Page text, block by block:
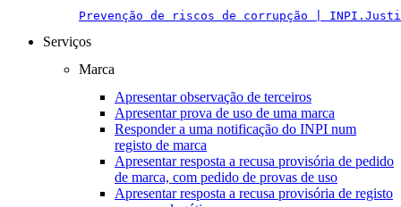
Prevenção de riscos de corrupção |
Serviços
Marca
Apresentar observação de terceiros
Apresentar prova de uso de uma marca
Responder a uma notificação do INPI num
registo de marca
Apresentar resposta a recusa provisória de pedido
de marca, com pedido de provas de uso
Apresentar resposta a recusa provisória de registo